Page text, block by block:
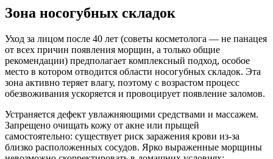
Зона носогубных складок
Уход за лицом после 40 лет (советы косметолога — не панацея
от всех причин появления морщин, а только общие
рекомендации) предполагает комплексный подход, особое
место в котором отводится области носогубных складок. Эта
зона активно теряет влагу, поэтому с возрастом процесс
обезвоживания ускоряется и провоцирует появление заломов.
Устраняется дефект увлажняющими средствами и массажем.
Запрещено очищать кожу от акне или прыщей
самостоятельно: существует риск заражения крови из-за
близко расположенных сосудов. Ярко выраженные морщины